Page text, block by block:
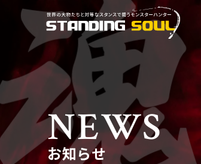
NEWS
お知らせ